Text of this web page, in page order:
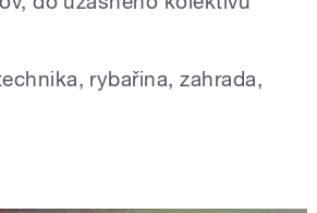
rybařina, zahrada,